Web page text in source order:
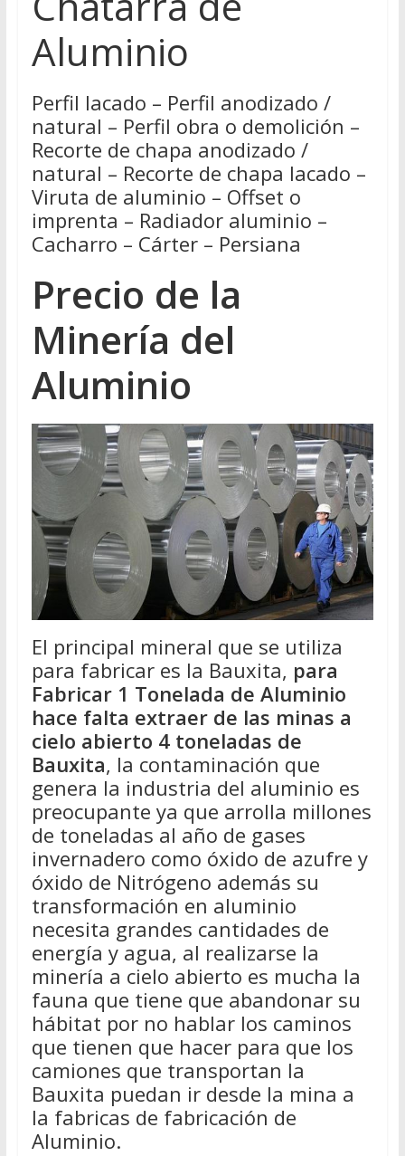
Aluminio
Perfil lacado – Perfil anodizado /
natural – Perfil obra o demolición –
Recorte de chapa anodizado /
natural – Recorte de chapa lacado –
Viruta de aluminio – Offset o
imprenta – Radiador aluminio –
Cacharro – Cárter – Persiana
Precio de la
Minería del
Aluminio
El principal mineral que se utiliza
para fabricar es la Bauxita, para
Fabricar 1 Tonelada de Aluminio
hace falta extraer de las minas a
cielo abierto 4 toneladas de
Bauxita, la contaminación que
genera la industria del aluminio es
preocupante ya que arrolla millones
de toneladas al año de gases
invernadero como óxido de azufre y
óxido de Nitrógeno además su
transformación en aluminio
necesita grandes cantidades de
energía y agua, al realizarse la
minería a cielo abierto es mucha la
fauna que tiene que abandonar su
hábitat por no hablar los caminos
que tienen que hacer para que los
camiones que transportan la
Bauxita puedan ir desde la mina a
la fabricas de fabricación de
Aluminio.